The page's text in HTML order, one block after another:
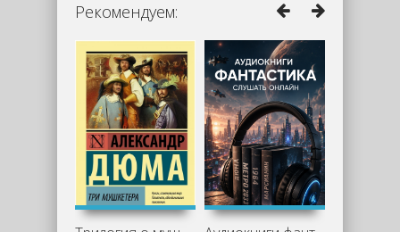
Рекомендуем: